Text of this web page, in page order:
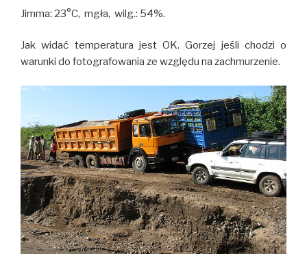
Jimma: 23°C, mgła, wilg.: 54%.
Jak widać temperatura jest OK. Gorzej jeśli chodzi o
warunki do fotografowania ze względu na zachmurzenie.